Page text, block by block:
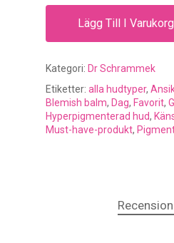
Lägg Till I Varukorg
Kategori: Dr Schrammek
Etiketter: alla hudtyper,
Blemish balm, Dag, Favorit,
Hyperpigmenterad hud,
Must-have-produkt,